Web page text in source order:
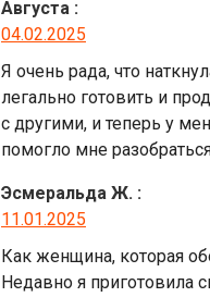
Августа :
04.02.2025
Я очень рада, что
легально готовить и
с другими, и теперь у
помогло мне
Эсмеральда Ж. :
11.01.2025
Как женщина, которая
Недавно я приготовила